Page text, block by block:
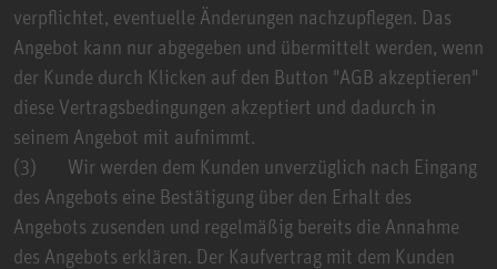
verpflichtet, eventuelle Änderungen nachzupflegen. Das
Angebot kann nur abgegeben und übermittelt werden, wenn
der Kunde durch Klicken auf den Button "AGB akzeptieren"
diese Vertragsbedingungen akzeptiert und dadurch in
seinem Angebot mit aufnimmt.
(3) Wir werden dem Kunden unverzüglich nach Eingang
des Angebots eine Bestätigung über den Erhalt des
Angebots zusenden und regelmäßig bereits die Annahme
des Angebots erklären. Der Kaufvertrag mit dem Kunden